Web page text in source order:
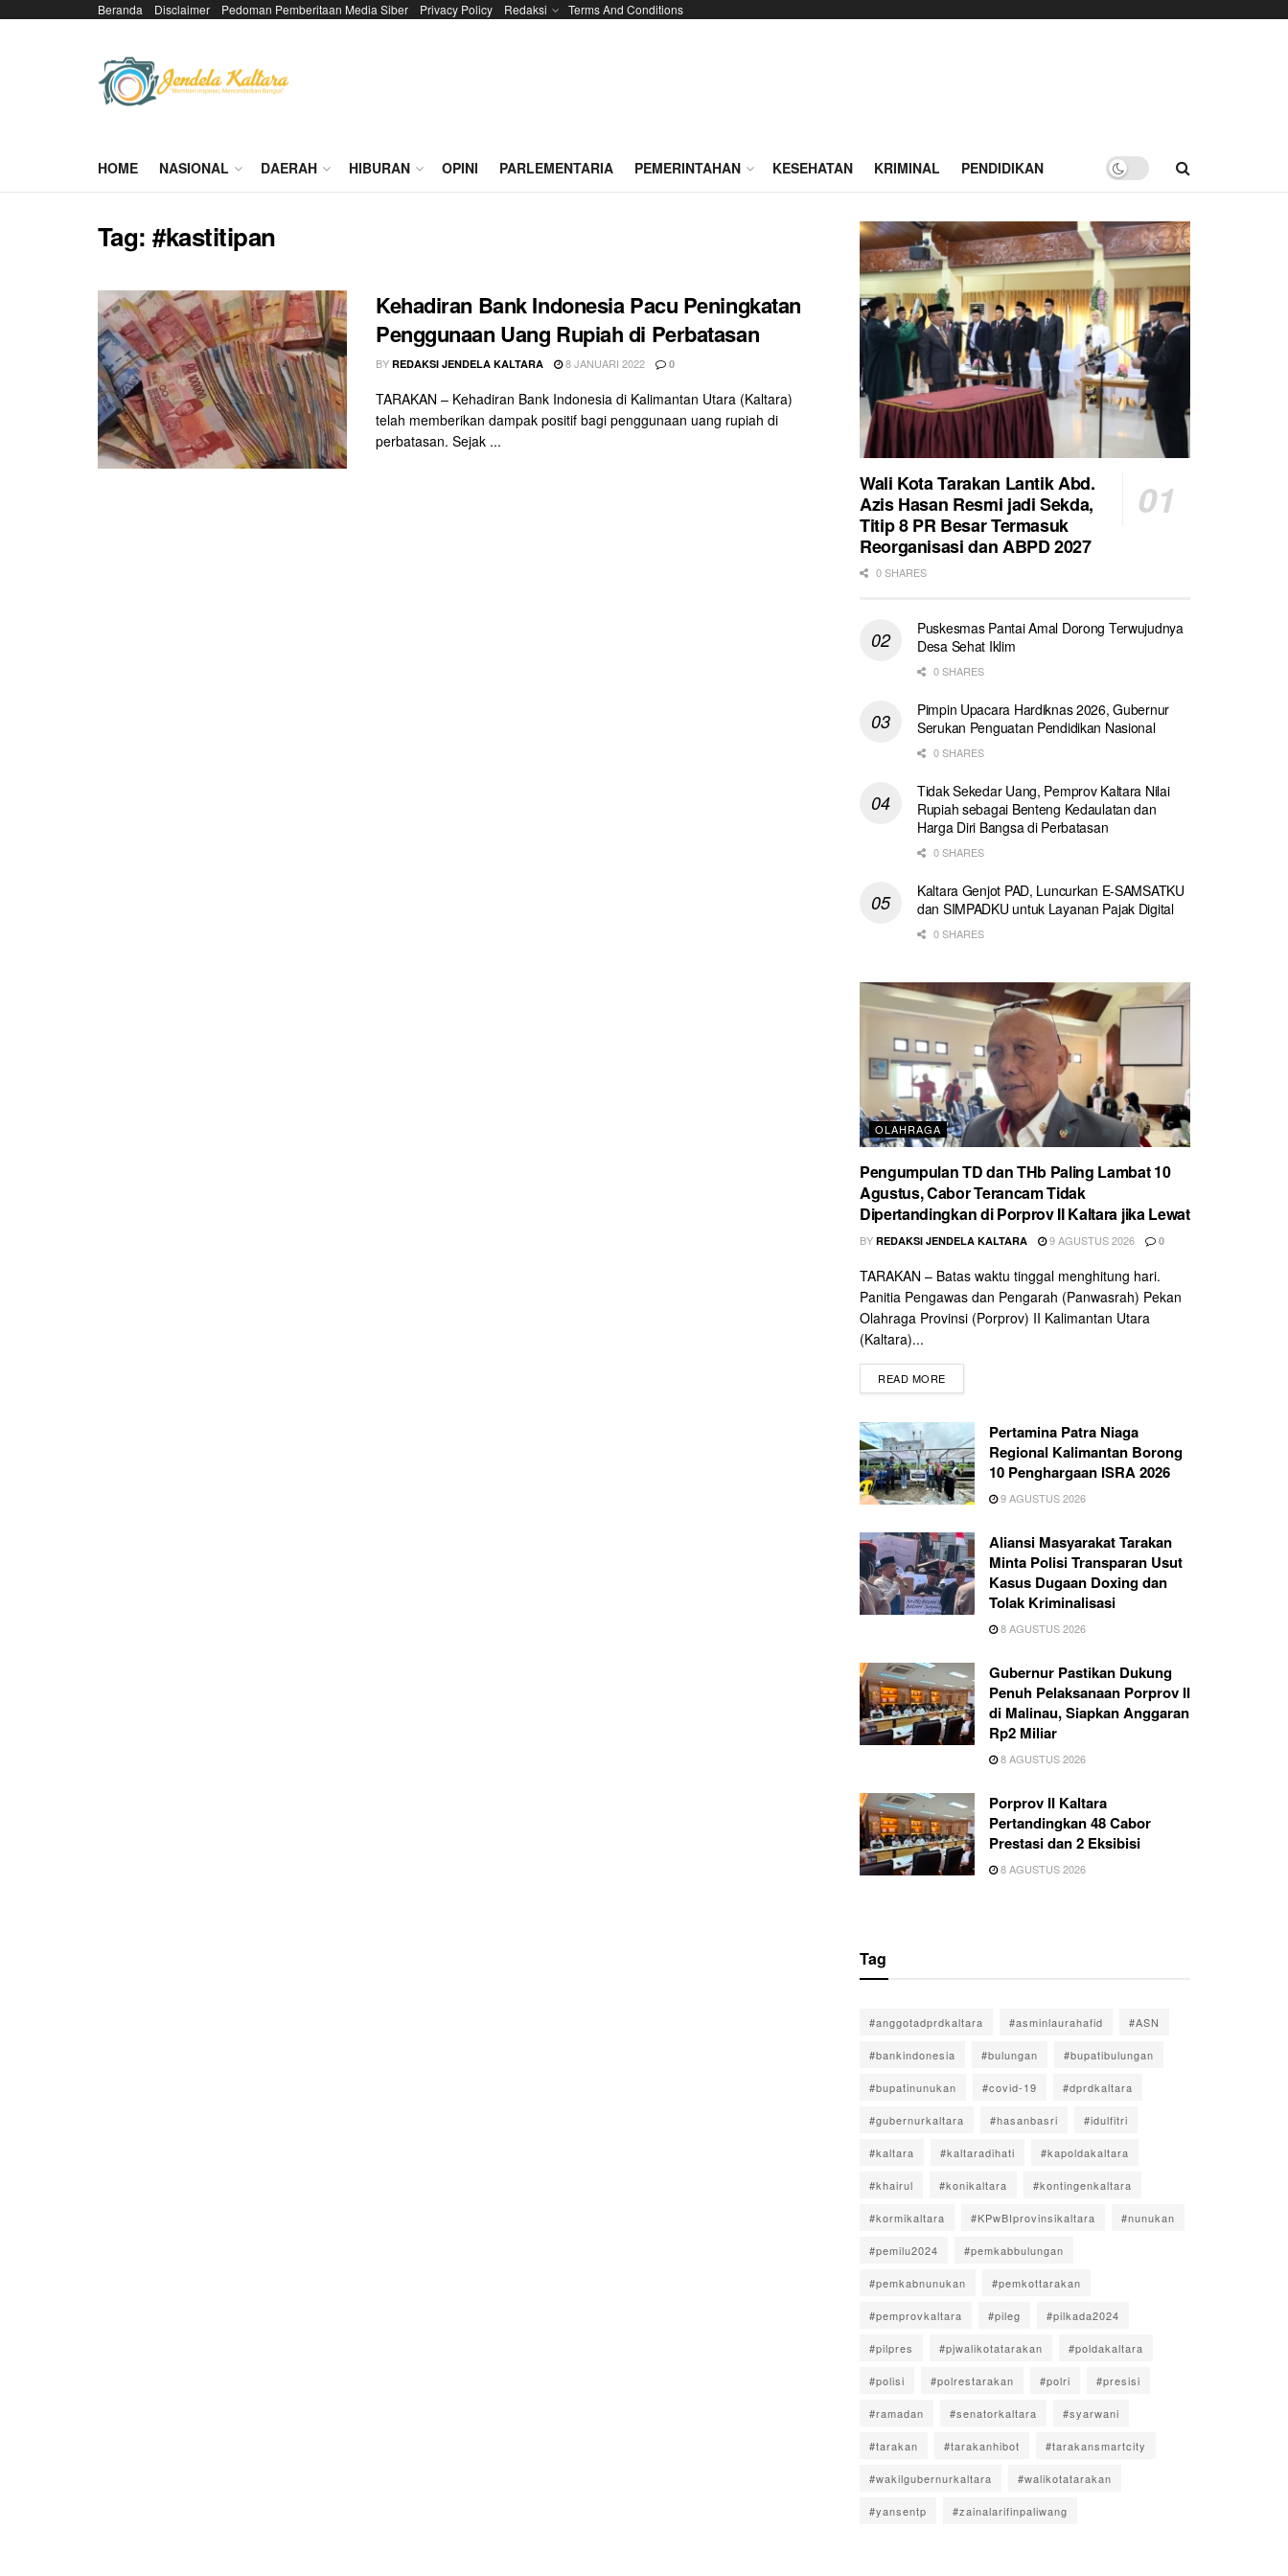
Beranda Disclaimer Pedoman Pemberitaan Media Siber Privacy Policy Redaksi Terms And Conditions
HOME NASIONAL DAERAH HIBURAN OPINI PARLEMENTARIA PEMERINTAHAN KESEHATAN KRIMINAL PENDIDIKAN
Tag:#kastitipan
Kehadiran Bank Indonesia Pacu Peningkatan
Penggunaan Uang Rupiah di Perbatasan
BY REDAKSI JENDELA KALTARA 8 JANUARI 2022 0
TARAKAN – Kehadiran Bank Indonesia di Kalimantan Utara (Kaltara)
telah memberikan dampak positif bagi penggunaan uang rupiah di
perbatasan. Sejak ...
Wali Kota Tarakan Lantik Abd.
Azis Hasan Resmi jadi Sekda,
Titip 8 PR Besar Termasuk
Reorganisasi dan ABPD 2027
0 SHARES
Puskesmas Pantai Amal Dorong Terwujudnya
Desa Sehat Iklim
0 SHARES
Pimpin Upacara Hardiknas 2026, Gubernur
Serukan Penguatan Pendidikan Nasional
0 SHARES
Tidak Sekedar Uang, Pemprov Kaltara Nilai
Rupiah sebagai Benteng Kedaulatan dan
Harga Diri Bangsa di Perbatasan
0 SHARES
Kaltara Genjot PAD, Luncurkan E-SAMSATKU
dan SIMPADKU untuk Layanan Pajak Digital
0 SHARES
OLAHRAGA
Pengumpulan TD dan THb Paling Lambat 10
Agustus, Cabor Terancam Tidak
Dipertandingkan di Porprov II Kaltara jika Lewat
BY REDAKSI JENDELA KALTARA 9 AGUSTUS 2026 0
TARAKAN – Batas waktu tinggal menghitung hari.
Panitia Pengawas dan Pengarah (Panwasrah) Pekan
Olahraga Provinsi (Porprov) II Kalimantan Utara
(Kaltara)...
READ MORE
Pertamina Patra Niaga
Regional Kalimantan Borong
10 Penghargaan ISRA 2026
9 AGUSTUS 2026
Aliansi Masyarakat Tarakan
Minta Polisi Transparan Usut
Kasus Dugaan Doxing dan
Tolak Kriminalisasi
8 AGUSTUS 2026
Gubernur Pastikan Dukung
Penuh Pelaksanaan Porprov II
di Malinau, Siapkan Anggaran
Rp2 Miliar
8 AGUSTUS 2026
Porprov II Kaltara
Pertandingkan 48 Cabor
Prestasi dan 2 Eksibisi
8 AGUSTUS 2026
Tag
#anggotadprdkaltara #asminlaurahafid #ASN
#bankindonesia #bulungan #bupatibulungan
#bupatinunukan #covid-19 #dprdkaltara
#gubernurkaltara #hasanbasri #idulfitri
#kaltara #kaltaradihati #kapoldakaltara
#khairul #konikaltara #kontingenkaltara
#kormikaltara #KPwBIprovinsikaltara #nunukan
#pemilu2024 #pemkabbulungan
#pemkabnunukan #pemkottarakan
#pemprovkaltara #pileg #pilkada2024
#pilpres #pjwalikotatarakan #poldakaltara
#polisi #polrestarakan #polri #presisi
#ramadan #senatorkaltara #syarwani
#tarakan #tarakanhibot #tarakansmartcity
#wakilgubernurkaltara #walikotatarakan
#yansentp #zainalarifinpaliwang